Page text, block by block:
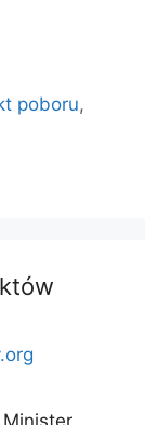
poboru,
Minister